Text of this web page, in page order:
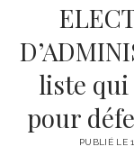
liste
pour
PUBLIÉ LE